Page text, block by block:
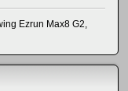
Ezrun Max8 G2,